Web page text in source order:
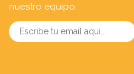
nuestro equipo.